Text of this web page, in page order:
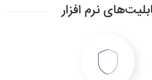
نرم افزار